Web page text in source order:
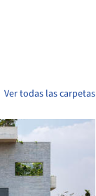
Ver todas las carpetas